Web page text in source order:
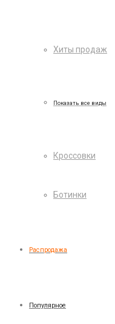
Хиты продаж
Показать все виды
Кроссовки
Ботинки
Распродажа
Популярное